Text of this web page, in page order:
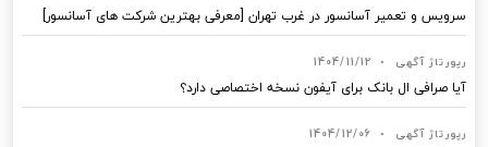
سرویس و تعمیر آسانسور در غرب تهران [معرفی بهترین شرکت های آسانسور]
رپورتاژ آگهی •
1404/11/12
آیا صرافی ال بانک برای آیفون نسخه اختصاصی دارد؟
رپورتاژ آگهی •
1404/12/06